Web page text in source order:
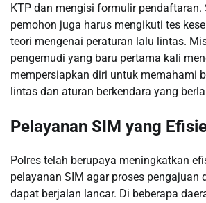
KTP dan mengisi formulir pendaftaran.
pemohon juga harus mengikuti tes
teori mengenai peraturan lalu lintas.
pengemudi yang baru pertama kali
mempersiapkan diri untuk memahami
lintas dan aturan berkendara yang
Pelayanan SIM yang
Polres telah berupaya meningkatkan
pelayanan SIM agar proses pengajuan
dapat berjalan lancar. Di beberapa